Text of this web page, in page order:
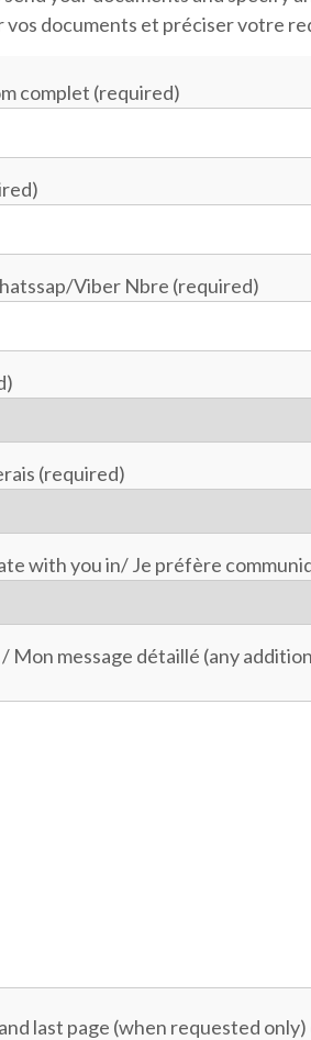
documents et préciser votre
complet (required)
Viber Nbre (required)
(required)
with you in/ Je préfère
Mon message détaillé (any
last page (when requested